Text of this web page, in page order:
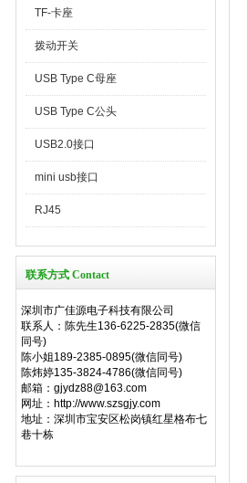
TF-卡座
拨动开关
USB Type C母座
USB Type C公头
USB2.0接口
mini usb接口
RJ45
联系方式 Contact
深圳市广佳源电子科技有限公司
联系人：陈先生136-6225-2835(微信
同号)
陈小姐189-2385-0895(微信同号)
陈炜婷135-3824-4786(微信同号)
邮箱：gjydz88@163.com
网址：http://www.szsgjy.com
地址：深圳市宝安区松岗镇红星格布七
巷十栋